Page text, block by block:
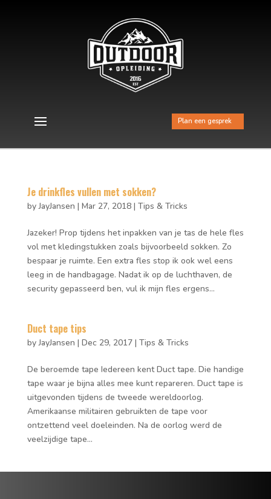
Plan een gesprek
Je drinkfles vullen met sokken?
byJayJansen | Mar 27, 2018| Tips & Tricks
Jazeker! Prop tijdens het inpakken van je tas de hele fles
vol met kledingstukken zoals bijvoorbeeld sokken. Zo
bespaar je ruimte. Een extra fles stop ik ook wel eens
leeg in de handbagage. Nadat ik op de luchthaven, de
security gepasseerd ben, vul ik mijn fles ergens...
Duct tape tips
byJayJansen | Dec 29, 2017| Tips & Tricks
De beroemde tape Iedereen kent Duct tape. Die handige
tape waar je bijna alles mee kunt repareren. Duct tape is
uitgevonden tijdens de tweede wereldoorlog.
Amerikaanse militairen gebruikten de tape voor
ontzettend veel doeleinden. Na de oorlog werd de
veelzijdige tape...